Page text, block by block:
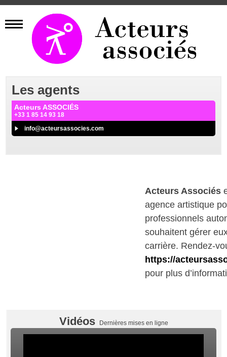
Les agents
Acteurs ASSOCIÉS
+33 1 85 14 93 18
info@acteursassocies.com
Acteurs Associés
agence artistique
professionnels
souhaitent gérer
carrière. Rendez-
https://
pour plus
Vidéos Dernières mises en ligne